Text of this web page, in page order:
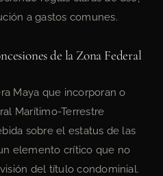
a gastos comunes.
de la Zona Federal
Maya que incorporan o
Marítimo-Terrestre
sobre el estatus de las
elemento crítico que no
del título condominial.